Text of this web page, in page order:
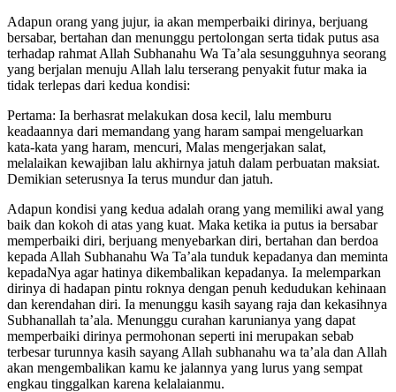
Adapun orang yang jujur, ia akan memperbaiki dirinya, berjuang
bersabar, bertahan dan menunggu pertolongan serta tidak putus asa
terhadap rahmat Allah Subhanahu Wa Ta’ala sesungguhnya seorang
yang berjalan menuju Allah lalu terserang penyakit futur maka ia
Pertama: Ia berhasrat melakukan dosa kecil, lalu memburu
keadaannya dari memandang yang haram sampai mengeluarkan
kata-kata yang haram, mencuri, Malas mengerjakan salat,
melalaikan kewajiban lalu akhirnya jatuh dalam perbuatan maksiat.
Adapun kondisi yang kedua adalah orang yang memiliki awal yang
baik dan kokoh di atas yang kuat. Maka ketika ia putus ia bersabar
memperbaiki diri, berjuang menyebarkan diri, bertahan dan berdoa
kepada Allah Subhanahu Wa Ta’ala tunduk kepadanya dan meminta
kepadaNya agar hatinya dikembalikan kepadanya. Ia melemparkan
dirinya di hadapan pintu roknya dengan penuh kedudukan kehinaan
dan kerendahan diri. Ia menunggu kasih sayang raja dan kekasihnya
Subhanallah ta’ala. Menunggu curahan karunianya yang dapat
memperbaiki dirinya permohonan seperti ini merupakan sebab
terbesar turunnya kasih sayang Allah subhanahu wa ta’ala dan Allah
akan mengembalikan kamu ke jalannya yang lurus yang sempat